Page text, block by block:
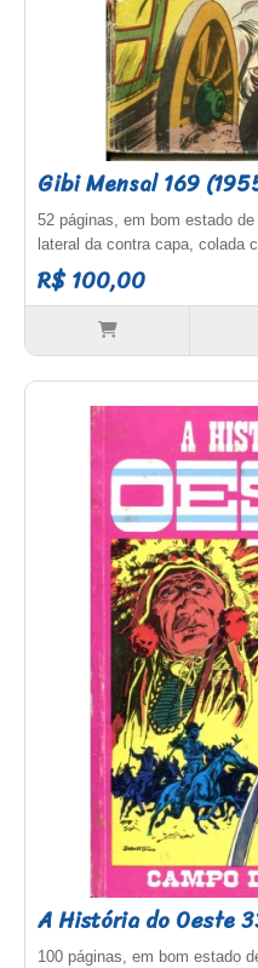
Gibi Mensal 169
52 páginas, em bom estado
lateral da contra capa, colada
R$ 100,00
A História do Oeste
100 páginas, em bom estado